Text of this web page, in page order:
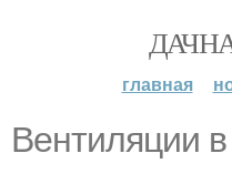
главная
Вентиляции